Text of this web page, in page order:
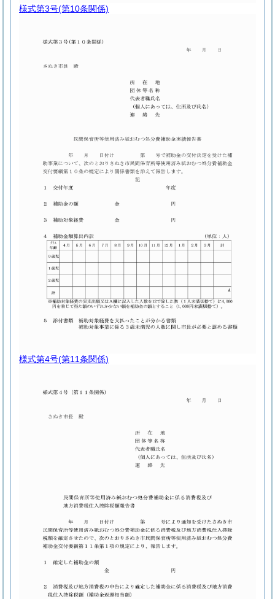
様式第3号(第10条関係)
様式第4号(第11条関係)